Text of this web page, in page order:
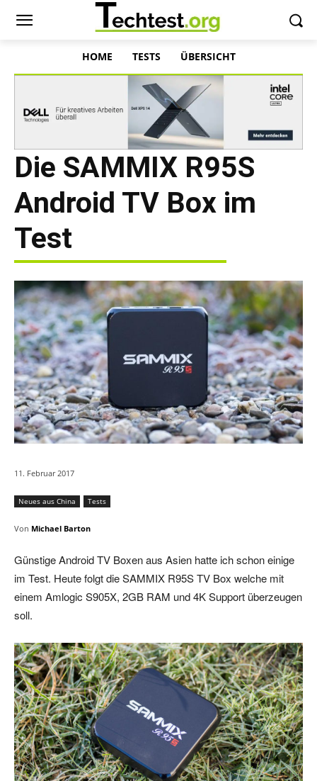
HOME TESTS ÜBERSICHT
Die SAMMIX R95S
Android TV Box im
Test
11. Februar 2017
Neues aus China Tests
Von Michael Barton
Günstige Android TV Boxen aus Asien hatte ich schon einige
im Test. Heute folgt die SAMMIX R95S TV Box welche mit
einem Amlogic S905X, 2GB RAM und 4K Support überzeugen
soll.